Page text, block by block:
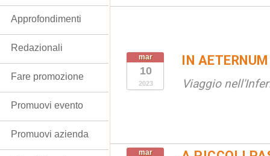
mar
10
2023
IN AETERNUM
Viaggio
mar
Approfondimenti
Redazionali
Fare promozione
Promuovi evento
Promuovi azienda